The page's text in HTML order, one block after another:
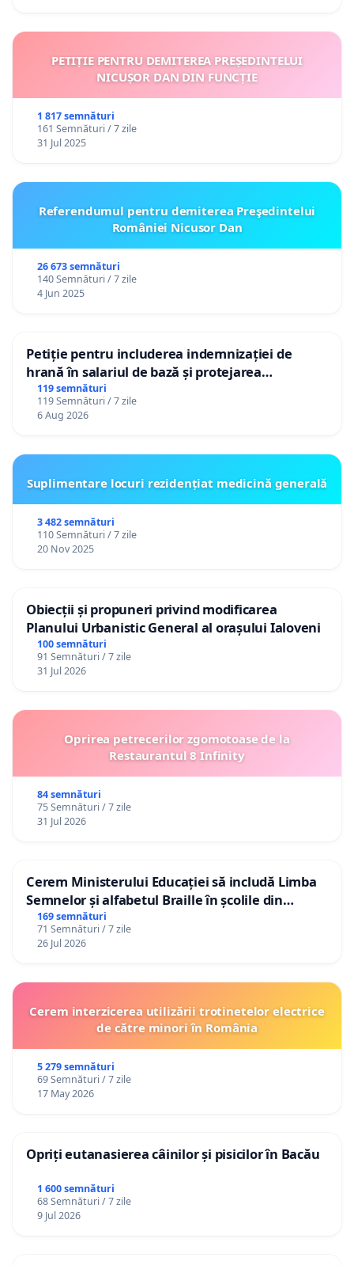
PETIȚIE PENTRU DEMITEREA PREȘEDINTELUI
NICUȘOR DAN DIN FUNCȚIE
1 817 semnături
161 Semnături / 7 zile
31 Jul 2025
Referendumul pentru demiterea Preşedintelui
României Nicusor Dan
26 673 semnături
140 Semnături / 7 zile
4 Jun 2025
Petiție pentru includerea indemnizației de
hrană în salariul de bază și protejarea
gradațiilor de vechime pentru asistenții
personali
119 semnături
119 Semnături / 7 zile
6 Aug 2026
Suplimentare locuri rezidențiat medicină generală
3 482 semnături
110 Semnături / 7 zile
20 Nov 2025
Obiecții și propuneri privind modificarea
Planului Urbanistic General al orașului Ialoveni
100 semnături
91 Semnături / 7 zile
31 Jul 2026
Oprirea petrecerilor zgomotoase de la
Restaurantul 8 Infinity
84 semnături
75 Semnături / 7 zile
31 Jul 2026
Cerem Ministerului Educației să includă Limba
Semnelor și alfabetul Braille în școlile din
Republica Moldova!
169 semnături
71 Semnături / 7 zile
26 Jul 2026
Cerem interzicerea utilizării trotinetelor electrice
de către minori în România
5 279 semnături
69 Semnături / 7 zile
17 May 2026
Opriți eutanasierea câinilor și pisicilor în Bacău
1 600 semnături
68 Semnături / 7 zile
9 Jul 2026